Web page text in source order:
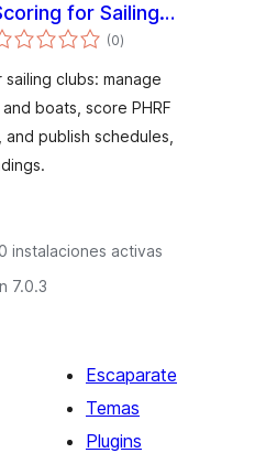
for Sailing
(0total
de
)
clubs: manage
boats, score PHRF
publish schedules,
instalaciones activas
7.0.3
Escaparate
Temas
Plugins